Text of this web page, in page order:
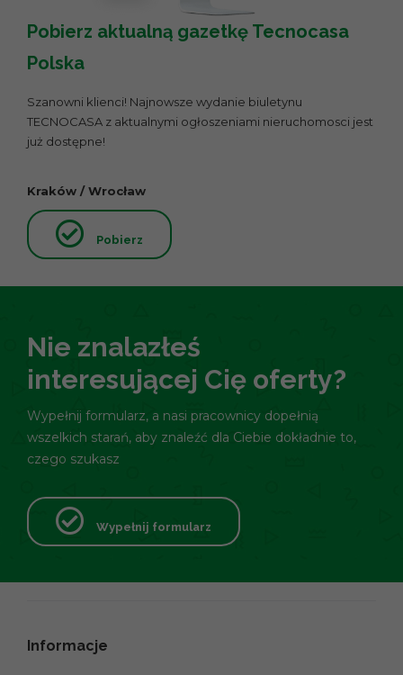
Pobierz aktualną gazetkę Tecnocasa
Polska
Szanowni klienci! Najnowsze wydanie biuletynu
TECNOCASA z aktualnymi ogłoszeniami nieruchomosci jest
już dostępne!
Kraków / Wrocław
Pobierz
Nie znalazłeś
interesującej Cię oferty?
Wypełnij formularz, a nasi pracownicy dopełnią
wszelkich starań, aby znaleźć dla Ciebie dokładnie to,
czego szukasz
Wypełnij formularz
Informacje